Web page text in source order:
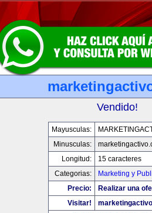
Vendido!
Mayusculas:
Minusculas:
Longitud:
15 caracteres
Categorias:
Marketing y
Precio:
Realizar una
Visitar!